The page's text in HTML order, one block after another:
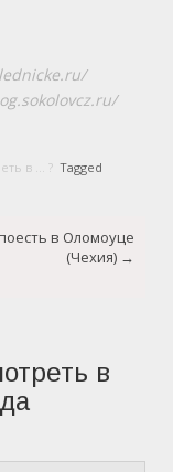
в ... ? Tagged
в Оломоуце
(Чехия) →
в